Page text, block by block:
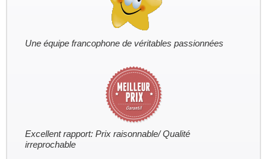
Une équipe francophone de véritables passionnées
Excellent rapport: Prix raisonnable/ Qualité
irreprochable